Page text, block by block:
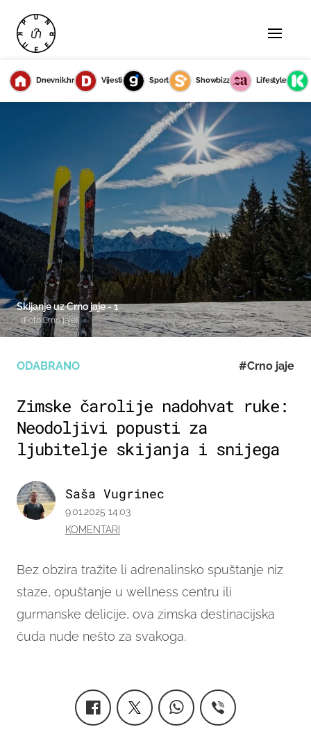
Dnevnik.hr Vijesti Sport Showbizz Lifestyle
ODABRANO #Crno jaje
Zimske čarolije nadohvat ruke:
Neodoljivi popusti za
ljubitelje skijanja i snijega
Bez obzira tražite li adrenalinsko spuštanje niz
staze, opuštanje u wellness centru ili
gurmanske delicije, ova zimska destinacijska
čuda nude nešto za svakoga.
Saša Vugrinec
9.01.2025 14:03
KOMENTARI
Skijanje uz Crno jaje - 1
(Foto:Crno jaje)